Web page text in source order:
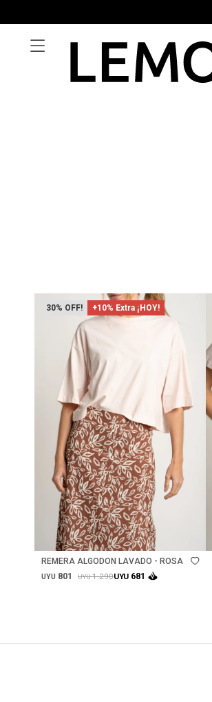

30 +10% Extra ¡HOY!
Talle
REMERA ALGODON LAVADO - ROSA
UYU 801 UYU1.290UYU 681